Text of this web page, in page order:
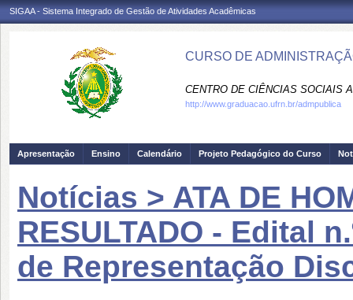
SIGAA - Sistema Integrado de Gestão de Atividades Acadêmicas
CURSO DE
CENTRO DE CIÊNCIAS SOCIAIS
http://www.graduacao.ufrn.br/admpublica
Apresentação Ensino Calendário Projeto Pedagógico do Curso
Notícias > ATA DE
RESULTADO - Edital
de Representação